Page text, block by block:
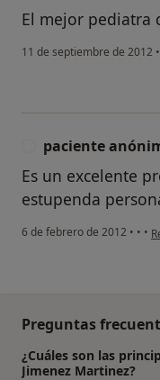
El mejor pediatra
11 de septiembre de 2012 •
paciente
Es un excelente
estupenda
6 de febrero de 2012 • • •
Preguntas
¿Cuáles son las
Jimenez Martinez?